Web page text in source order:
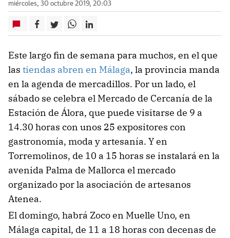
miércoles, 30 octubre 2019, 20:03
Este largo fin de semana para muchos, en el que
las tiendas abren en Málaga, la provincia manda
en la agenda de mercadillos. Por un lado, el
sábado se celebra el Mercado de Cercanía de la
Estación de Álora, que puede visitarse de 9 a
14.30 horas con unos 25 expositores con
gastronomía, moda y artesanía. Y en
Torremolinos, de 10 a 15 horas se instalará en la
avenida Palma de Mallorca el mercado
organizado por la asociación de artesanos
Atenea.
El domingo, habrá Zoco en Muelle Uno, en
Málaga capital, de 11 a 18 horas con decenas de